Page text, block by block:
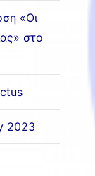
«Οι
στο
2023